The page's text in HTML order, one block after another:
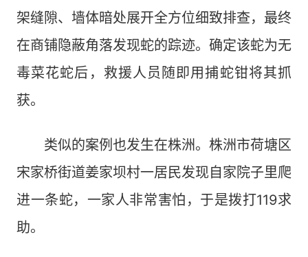
架缝隙、墙体暗处展开全方位细致排查，最终
在商铺隐蔽角落发现蛇的踪迹。确定该蛇为无
毒菜花蛇后，救援人员随即用捕蛇钳将其抓
获。
类似的案例也发生在株洲。株洲市荷塘区
宋家桥街道姜家坝村一居民发现自家院子里爬
进一条蛇，一家人非常害怕，于是拨打119求
助。